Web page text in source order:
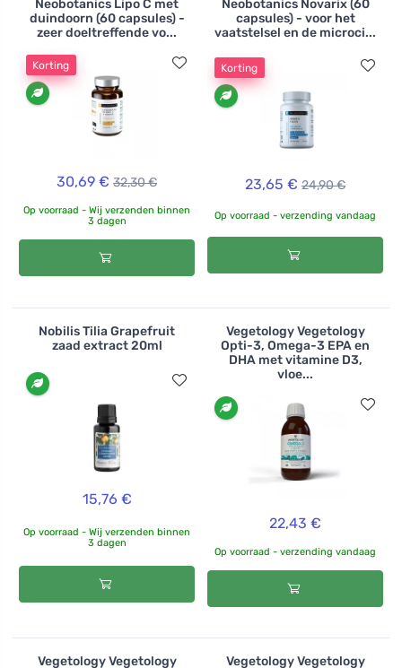
Neobotanics Lipo C met
duindoorn (60 capsules) -
zeer doeltreffende vo...
Korting
30,69 € 32,30 €
Op voorraad - Wij verzenden binnen
3 dagen
Neobotanics Novarix (60
capsules) - voor het
vaatstelsel en de microci...
Korting
23,65 € 24,90 €
Op voorraad - verzending vandaag
Nobilis Tilia Grapefruit
zaad extract 20ml
15,76 €
Op voorraad - Wij verzenden binnen
3 dagen
Vegetology Vegetology
Opti-3, Omega-3 EPA en
DHA met vitamine D3,
vloe...
22,43 €
Op voorraad - verzending vandaag
Vegetology Vegetology
Vegetology Vegetology